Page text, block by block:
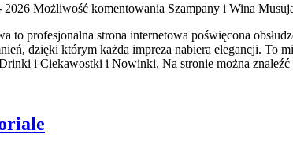
2026 Możliwość komentowania Szampany i Wina
to profesjonalna strona internetowa poświęcona
dzięki którym każda impreza nabiera elegancji. To
i Ciekawostki i Nowinki. Na stronie można